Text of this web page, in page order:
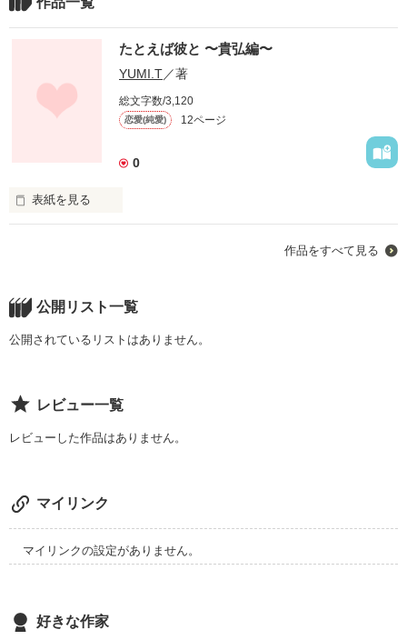
たとえば彼と 〜貴弘編〜
YUMI.T／著
総文字数/3,120
恋愛(純愛) 12ページ
0
表紙を見る
河原美優、25歳。
プロポーズみたいな事を言われ
｢そう言ってもう３年立つのよ。
別に急かすつもりはないけど
踏み切れない理由があるなら
作品をすべて見る
公開リスト一覧
公開されているリストはありません。
レビュー一覧
レビューした作品はありません。
マイリンク
マイリンクの設定がありません。
好きな作家